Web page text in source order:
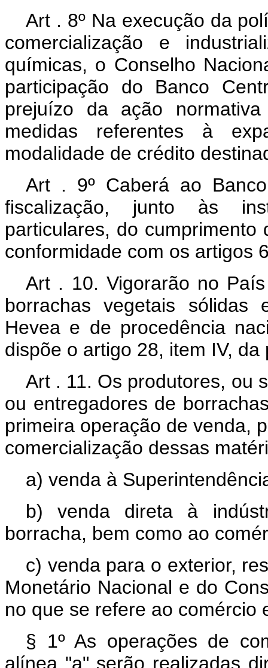
Art . 8º Na execução da
comercialização e
químicas, o Conselho
participação do Banco
prejuízo da ação
medidas referentes à
modalidade de crédito
Art . 9º Caberá ao
fiscalização, junto às
particulares, do
conformidade com os artigos
Art . 10. Vigorarão no
borrachas vegetais sólidas
Hevea e de procedência
dispõe o artigo 28, item IV, da
Art . 11. Os produtores, ou
ou entregadores de
primeira operação de venda,
comercialização dessas
a) venda à
b) venda direta à
borracha, bem como ao
c) venda para o exterior,
Monetário Nacional e do
no que se refere ao comércio
§ 1º As operações de
alínea "a" serão realizadas